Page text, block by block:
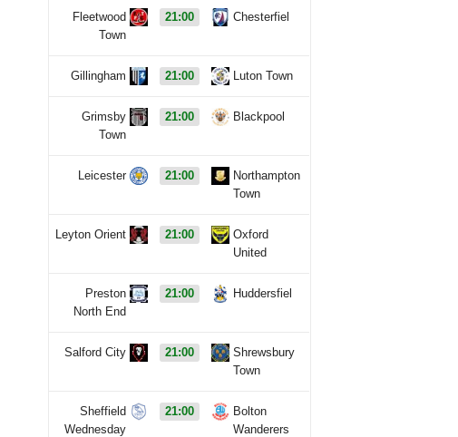
Fleetwood
Town
21:00 Chesterfiel
Gillingham 21:00 Luton Town
Grimsby
Town
21:00 Blackpool
Leicester 21:00
Northampton
Town
Leyton Orient 21:00
Oxford
United
Preston
North End
21:00 Huddersfiel
Salford City 21:00
Shrewsbury
Town
Sheffield
Wednesday
21:00
Bolton
Wanderers